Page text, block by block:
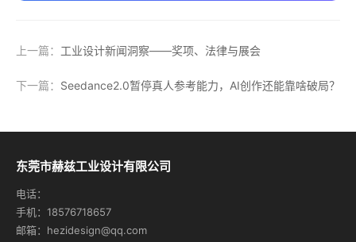
上一篇： 工业设计新闻洞察——奖项、法律与展会
下一篇： Seedance2.0暂停真人参考能力，AI创作还能靠啥破局？
东莞市赫兹工业设计有限公司
电话：
手机：18576718657
邮箱：hezidesign@qq.com